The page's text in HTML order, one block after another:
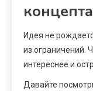
концепта
Идея не
из ограничений.
интереснее и
Давайте